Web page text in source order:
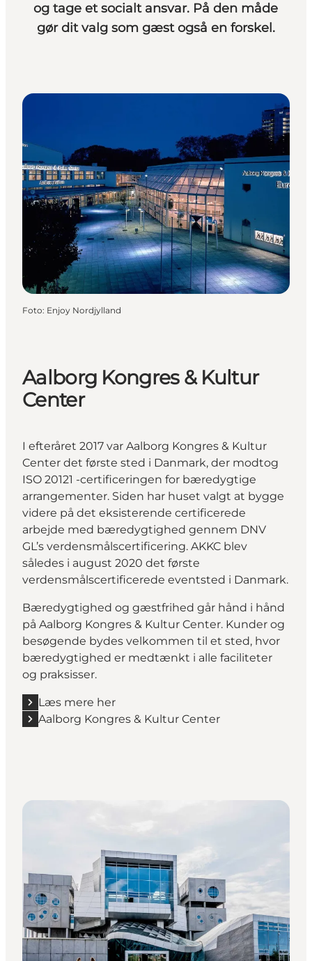
og tage et socialt ansvar. På den måde
gør dit valg som gæst også en forskel.
Foto: Enjoy Nordjylland
Aalborg Kongres & Kultur
Center
I efteråret 2017 var Aalborg Kongres & Kultur
Center det første sted i Danmark, der modtog
ISO 20121 -certificeringen for bæredygtige
arrangementer. Siden har huset valgt at bygge
videre på det eksisterende certificerede
arbejde med bæredygtighed gennem DNV
GL’s verdensmålscertificering. AKKC blev
således i august 2020 det første
verdensmålscertificerede eventsted i Danmark.
Bæredygtighed og gæstfrihed går hånd i hånd
på Aalborg Kongres & Kultur Center. Kunder og
besøgende bydes velkommen til et sted, hvor
bæredygtighed er medtænkt i alle faciliteter
og praksisser.
Læs mere her
Aalborg Kongres & Kultur Center